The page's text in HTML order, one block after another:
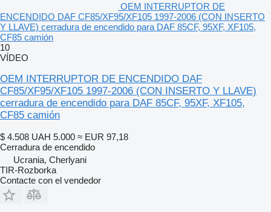
OEM INTERRUPTOR DE
ENCENDIDO DAF CF85/XF95/XF105 1997-2006 (CON INSERTO
Y LLAVE) cerradura de encendido para DAF 85CF, 95XF, XF105,
CF85 camión
10
VÍDEO
OEM INTERRUPTOR DE ENCENDIDO DAF
CF85/XF95/XF105 1997-2006 (CON INSERTO Y LLAVE)
cerradura de encendido para DAF 85CF, 95XF, XF105,
CF85 camión
$ 4.508 UAH 5.000 ≈ EUR 97,18
Cerradura de encendido
Ucrania, Cherlyani
TIR-Rozborka
Contacte con el vendedor